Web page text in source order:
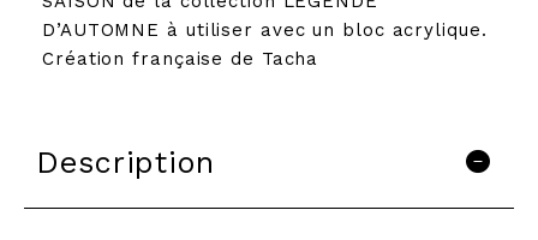
D’AUTOMNE à utiliser avec un bloc acrylique.
Création française de Tacha
Description